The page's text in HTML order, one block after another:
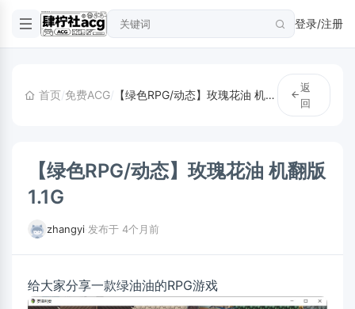
登录/注册
首页/免费ACG/ 【绿色RPG/动态】玫瑰花油 机翻版1.1G
返
回
【绿色RPG/动态】玫瑰花油 机翻版
1.1G
zhangyi 发布于 4个月前
给大家分享一款绿油油的RPG游戏